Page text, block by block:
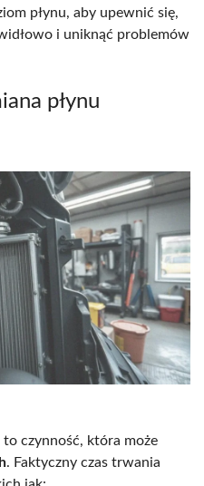
płynu, aby upewnić się,
i uniknąć problemów
płynu
to czynność, która może
. Faktyczny czas trwania